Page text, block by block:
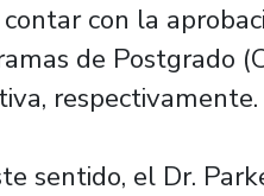
con la
de Postgrado
respectivamente.
sentido, el Dr.